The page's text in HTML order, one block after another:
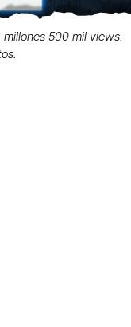
500 mil views.